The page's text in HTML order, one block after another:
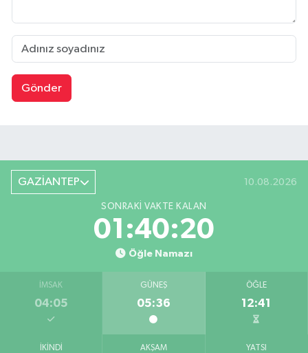
Gönder
GAZİANTEP 10.08.2026
SONRAKI VAKTE KALAN
01:40:20
Öğle Namazı
İMSAK
04:05
GÜNEŞ
05:36
ÖĞLE
12:41
İKINDI AKŞAM YATSI